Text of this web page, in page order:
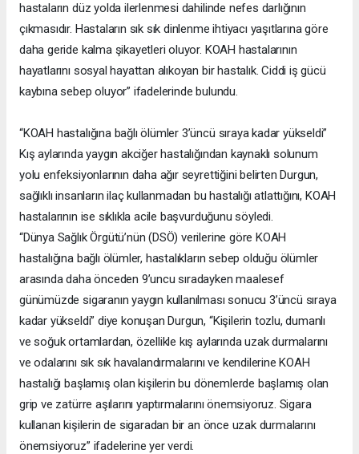
hastaların düz yolda ilerlenmesi dahilinde nefes darlığının
çıkmasıdır. Hastaların sık sık dinlenme ihtiyacı yaşıtlarına göre
daha geride kalma şikayetleri oluyor. KOAH hastalarının
hayatlarını sosyal hayattan alıkoyan bir hastalık. Ciddi iş gücü
kaybına sebep oluyor” ifadelerinde bulundu.
“KOAH hastalığına bağlı ölümler 3’üncü sıraya kadar yükseldi”
Kış aylarında yaygın akciğer hastalığından kaynaklı solunum
yolu enfeksiyonlarının daha ağır seyrettiğini belirten Durgun,
sağlıklı insanların ilaç kullanmadan bu hastalığı atlattığını, KOAH
hastalarının ise sıklıkla acile başvurduğunu söyledi.
“Dünya Sağlık Örgütü’nün (DSÖ) verilerine göre KOAH
hastalığına bağlı ölümler, hastalıkların sebep olduğu ölümler
arasında daha önceden 9’uncu sıradayken maalesef
günümüzde sigaranın yaygın kullanılması sonucu 3’üncü sıraya
kadar yükseldi” diye konuşan Durgun, “Kişilerin tozlu, dumanlı
ve soğuk ortamlardan, özellikle kış aylarında uzak durmalarını
ve odalarını sık sık havalandırmalarını ve kendilerine KOAH
hastalığı başlamış olan kişilerin bu dönemlerde başlamış olan
grip ve zatürre aşılarını yaptırmalarını önemsiyoruz. Sigara
kullanan kişilerin de sigaradan bir an önce uzak durmalarını
önemsiyoruz” ifadelerine yer verdi.